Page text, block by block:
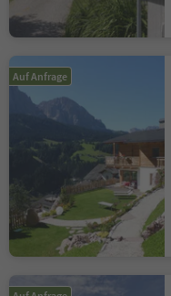
Auf Anfrage